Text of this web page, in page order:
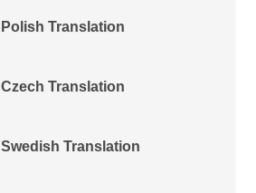
Polish Translation
Czech Translation
Swedish Translation